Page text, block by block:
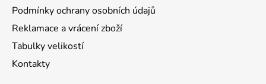
Podmínky ochrany osobních údajů
Reklamace a vrácení zboží
Tabulky velikostí
Kontakty